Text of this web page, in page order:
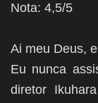
Nota: 4,5/5
Ai meu Deus,
Eu nunca
diretor